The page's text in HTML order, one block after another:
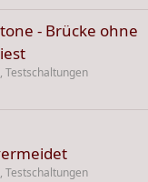
- Brücke ohne
Testschaltungen
Testschaltungen